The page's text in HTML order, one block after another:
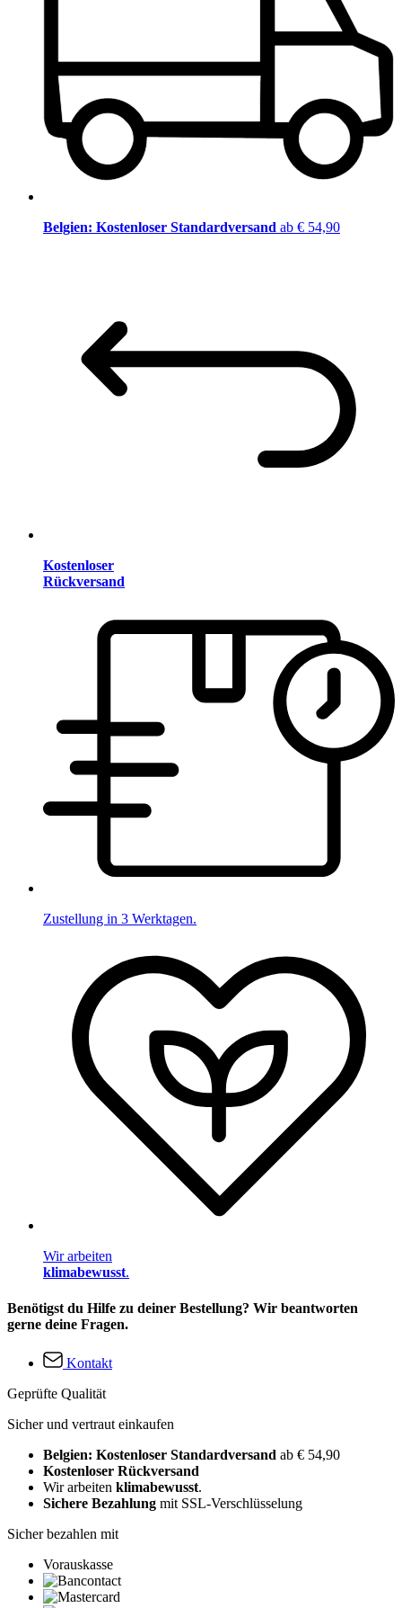
Belgien: Kostenloser Standardversand ab € 54,90
Kostenloser
Rückversand
Zustellung in 3 Werktagen.
Wir arbeiten
klimabewusst.
Benötigst du Hilfe zu deiner Bestellung? Wir beantworten
gerne deine Fragen.
Kontakt
Geprüfte Qualität
Sicher und vertraut einkaufen
Belgien: Kostenloser Standardversand ab € 54,90
Kostenloser Rückversand
Wir arbeiten klimabewusst.
Sichere Bezahlung mit SSL-Verschlüsselung
Sicher bezahlen mit
Vorauskasse